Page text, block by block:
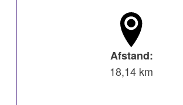
Afstand:
18,14 km